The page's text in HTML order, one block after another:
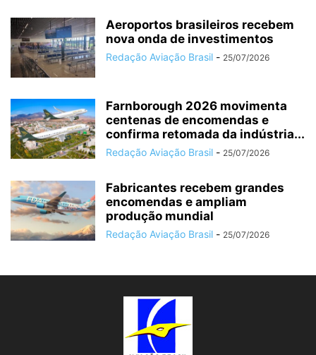
Aeroportos brasileiros recebem
nova onda de investimentos
Redação Aviação Brasil - 25/07/2026
Farnborough 2026 movimenta
centenas de encomendas e
confirma retomada da indústria...
Redação Aviação Brasil - 25/07/2026
Fabricantes recebem grandes
encomendas e ampliam
produção mundial
Redação Aviação Brasil - 25/07/2026